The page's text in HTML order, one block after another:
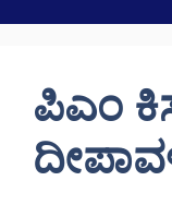
ಪಿಎಂ